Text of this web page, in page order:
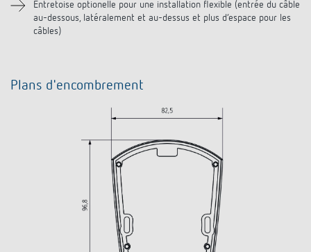
Produits similaires
Entretoise optionelle pour une installation flexible (entrée du câble
au-dessous, latéralement et au-dessus et plus d‘espace pour les
câbles)
Plans d'encombrement